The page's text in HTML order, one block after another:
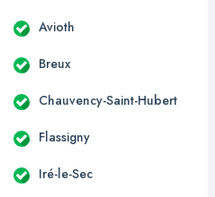
Avioth
Breux
Chauvency-Saint-Hubert
Flassigny
Iré-le-Sec